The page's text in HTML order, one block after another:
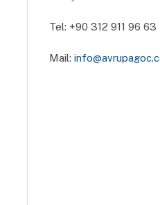
Tel: ‪+90 312 911 96 63‬
Mail: